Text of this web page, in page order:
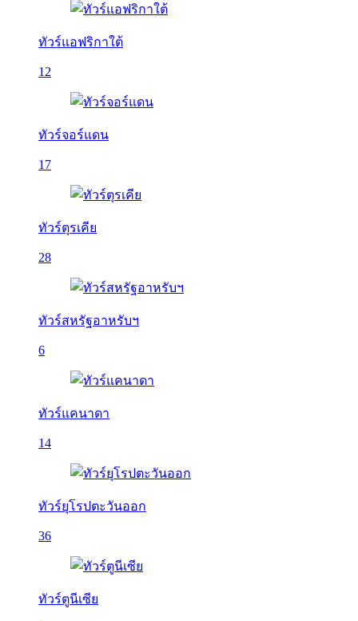
ทัวร์แอฟริกาใต้
12
ทัวร์จอร์แดน
17
ทัวร์ตุรเคีย
28
ทัวร์สหรัฐอาหรับฯ
6
ทัวร์แคนาดา
14
ทัวร์ยุโรปตะวันออก
36
ทัวร์ตูนีเซีย